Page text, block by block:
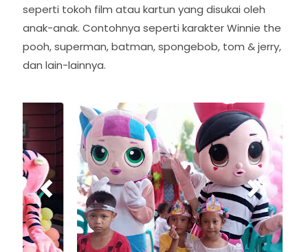
seperti tokoh film atau kartun yang disukai oleh
anak-anak. Contohnya seperti karakter Winnie the
pooh, superman, batman, spongebob, tom & jerry,
dan lain-lainnya.
P
r
e
v
i
o
u
s
N
e
x
t